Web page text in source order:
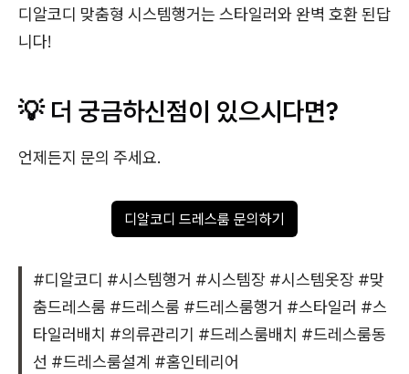
디알코디 맞춤형 시스템행거는 스타일러와 완벽 호환 된답
니다!
💡 더 궁금하신점이 있으시다면?
언제든지 문의 주세요.
디알코디 드레스룸 문의하기
#디알코디 #시스템행거 #시스템장 #시스템옷장 #맞
춤드레스룸 #드레스룸 #드레스룸행거 #스타일러 #스
타일러배치 #의류관리기 #드레스룸배치 #드레스룸동
선 #드레스룸설계 #홈인테리어